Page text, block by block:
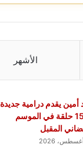
الأشهر
أمين يقدم درامية جديدة
من 15 حلقة في الموسم
المقبل